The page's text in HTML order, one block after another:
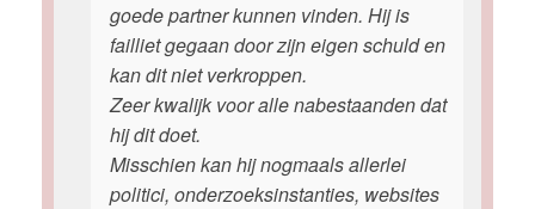
goede partner kunnen vinden. Hij is
failliet gegaan door zijn eigen schuld en
kan dit niet verkroppen.
Zeer kwalijk voor alle nabestaanden dat
hij dit doet.
Misschien kan hij nogmaals allerlei
politici, onderzoeksinstanties, websites